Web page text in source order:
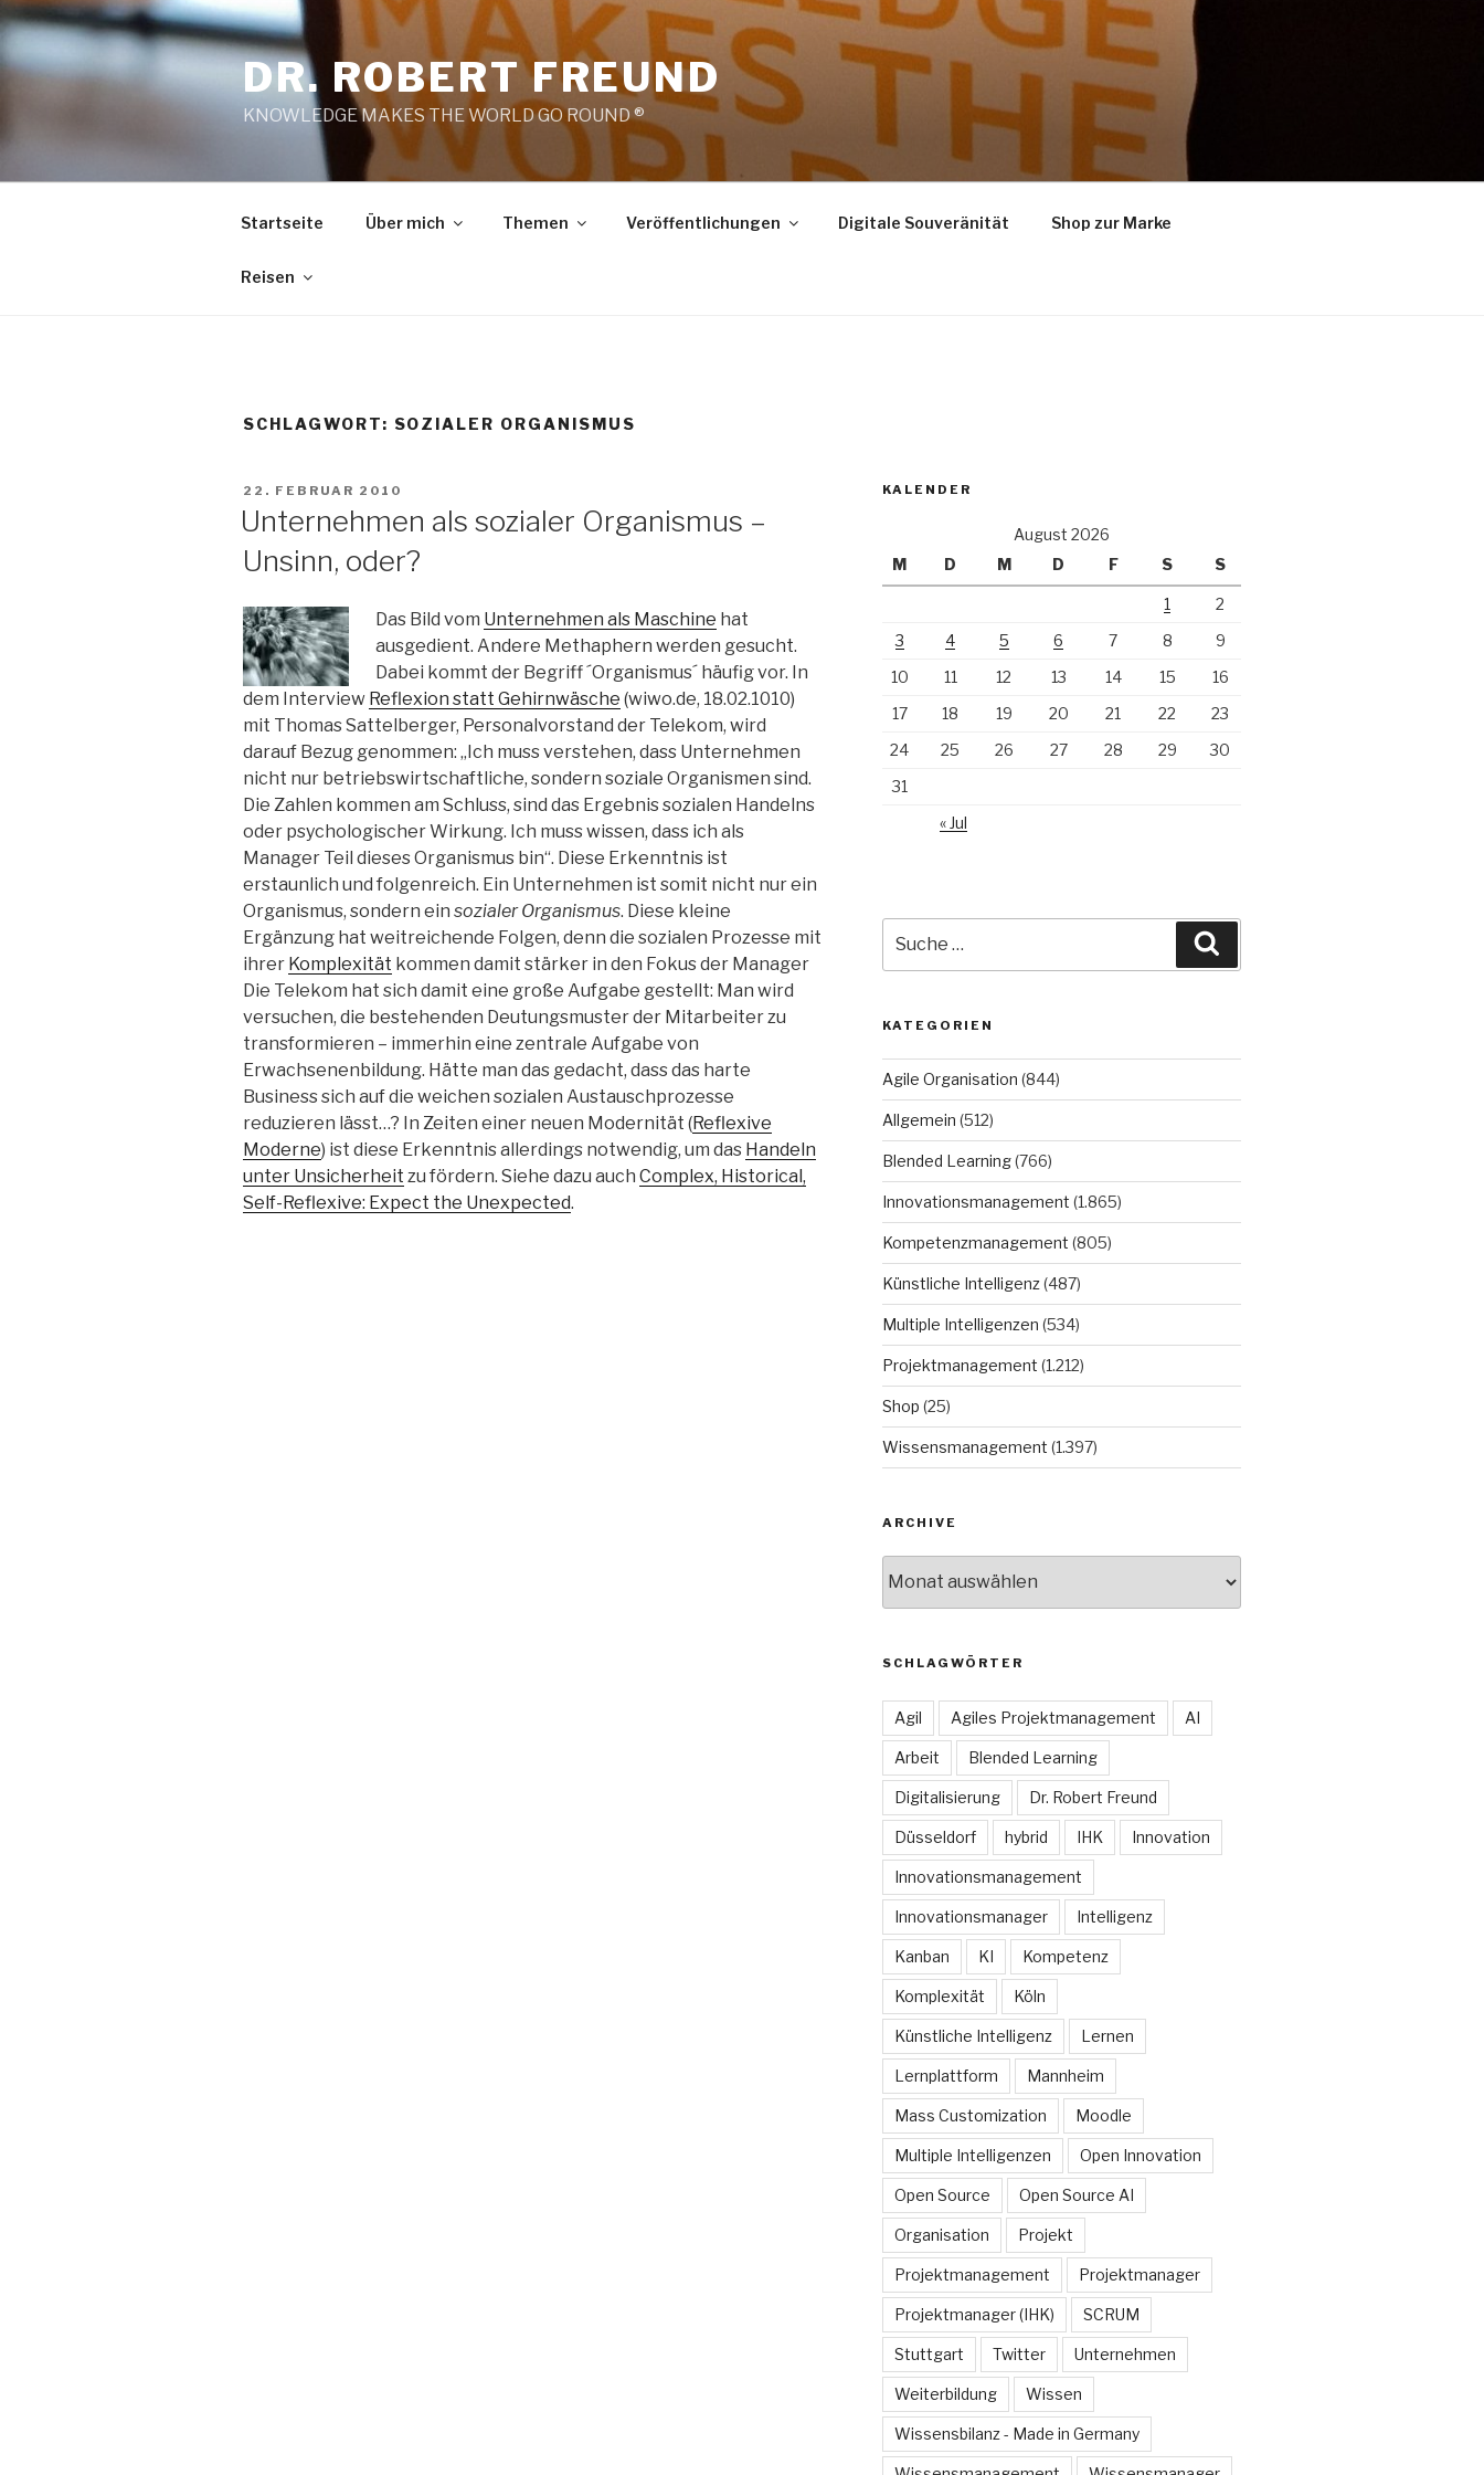
Zum
Inhalt
springen
DR. ROBERT FREUND
KNOWLEDGE MAKES THE WORLD GO ROUND ®
Startseite Über mich Themen Veröffentlichungen Digitale Souveränität Shop zur Marke
Reisen
SCHLAGWORT: SOZIALER ORGANISMUS
VERÖFFENTLICHT
22. FEBRUAR 2010
Unternehmen als sozialer Organismus –
Unsinn, oder?
Das Bild vom Unternehmen als Maschine hat
ausgedient. Andere Methaphern werden gesucht.
Dabei kommt der Begriff ´Organismus´ häufig vor. In
dem Interview Reflexion statt Gehirnwäsche (wiwo.de, 18.02.1010)
mit Thomas Sattelberger, Personalvorstand der Telekom, wird
darauf Bezug genommen: „Ich muss verstehen, dass Unternehmen
nicht nur betriebswirtschaftliche, sondern soziale Organismen sind.
Die Zahlen kommen am Schluss, sind das Ergebnis sozialen Handelns
oder psychologischer Wirkung. Ich muss wissen, dass ich als
Manager Teil dieses Organismus bin“. Diese Erkenntnis ist
erstaunlich und folgenreich. Ein Unternehmen ist somit nicht nur ein
Organismus, sondern ein sozialer Organismus. Diese kleine
Ergänzung hat weitreichende Folgen, denn die sozialen Prozesse mit
ihrer Komplexität kommen damit stärker in den Fokus der Manager
Die Telekom hat sich damit eine große Aufgabe gestellt: Man wird
versuchen, die bestehenden Deutungsmuster der Mitarbeiter zu
transformieren – immerhin eine zentrale Aufgabe von
Erwachsenenbildung. Hätte man das gedacht, dass das harte
Business sich auf die weichen sozialen Austauschprozesse
reduzieren lässt…? In Zeiten einer neuen Modernität (Reflexive
Moderne) ist diese Erkenntnis allerdings notwendig, um das Handeln
unter Unsicherheit zu fördern. Siehe dazu auch Complex, Historical,
Self-Reflexive: Expect the Unexpected.
KALENDER
August 2026
M
D M D F S S
1
2
3
4 5 6 7 8
9
10
11 12 13 14 15
16
17
18 19 20 21 22
23
24
25 26 27 28 29
30
31
« Jul
nach:
KATEGORIEN
Agile Organisation (844)
Allgemein (512)
Blended Learning(766)
Innovationsmanagement (1.865)
Kompetenzmanagement (805)
Künstliche Intelligenz(487)
Multiple Intelligenzen (534)
Projektmanagement (1.212)
Shop (25)
Wissensmanagement (1.397)
ARCHIVE
SCHLAGWÖRTER
Agil Agiles Projektmanagement AI
Arbeit Blended Learning
Digitalisierung Dr. Robert Freund
Düsseldorf hybrid IHK Innovation
Innovationsmanagement
Innovationsmanager Intelligenz
Kanban KI Kompetenz
Komplexität Köln
Künstliche Intelligenz Lernen
Lernplattform Mannheim
Mass Customization Moodle
Multiple Intelligenzen Open Innovation
Open Source Open Source AI
Organisation Projekt
Projektmanagement Projektmanager
Projektmanager (IHK) SCRUM
Stuttgart Twitter Unternehmen
Weiterbildung Wissen
Wissensbilanz - Made in Germany